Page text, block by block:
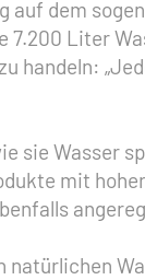
dem
Liter
handeln:
sie Wasser
mit
natürlichen